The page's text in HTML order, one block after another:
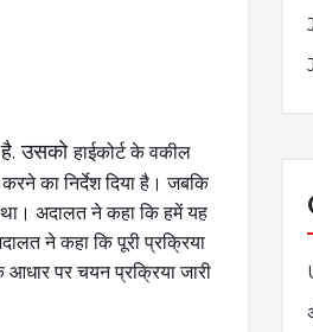
है. उसकोहाईकोर्ट के वकील
करने का निर्देश दिया है। जबकि
अदालत ने कहा कि हमें यह
ने कहा कि पूरी प्रक्रिया
आधार पर चयन प्रक्रिया जारी